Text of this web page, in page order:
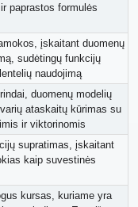
paprastos formulės
įskaitant duomenų
sudėtingų funkcijų
naudojimą
duomenų modelių
ataskaitų kūrimas su
ir viktorinomis
supratimas, įskaitant
kaip suvestinės
kursas, kuriame yra